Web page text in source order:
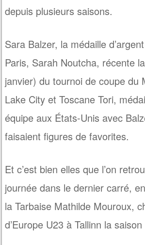
depuis plusieurs saisons.
Sara Balzer, la médaille
Paris, Sarah Noutcha, récente
janvier) du tournoi de coupe du
Lake City et Toscane Tori,
équipe aux États-Unis avec
faisaient figures de favorites.
Et c’est bien elles que l’on
journée dans le dernier carré,
la Tarbaise Mathilde Mouroux,
d’Europe U23 à Tallinn la